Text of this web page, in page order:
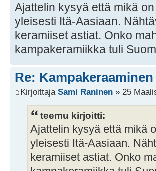
Ajattelin kysyä että mikä
yleisesti Itä-Aasiaan.
keramiiset astiat. Onko
kampakeramiikka tuli
Re:
Kirjoittaja Sami Raninen » 25
teemu kirjoitti:
Ajattelin kysyä että mikä
yleisesti Itä-Aasiaan.
keramiiset astiat. Onko